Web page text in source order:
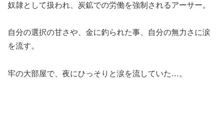
奴隷として扱われ、炭鉱での労働を強制されるアーサー。
自分の選択の甘さや、金に釣られた事、自分の無力さに涙
を流す。
牢の大部屋で、夜にひっそりと涙を流していた…。